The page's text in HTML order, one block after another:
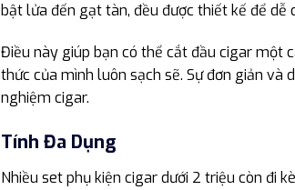
bật lửa đến gạt tàn, đều được thiết kế để dễ
Điều này giúp bạn có thể cắt đầu cigar một
thức của mình luôn sạch sẽ. Sự đơn giản
nghiệm cigar.
Tính Đa Dụng
Nhiều set phụ kiện cigar dưới 2 triệu còn đi